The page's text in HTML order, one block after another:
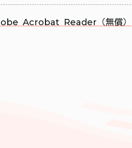
Acrobat Reader（無償）